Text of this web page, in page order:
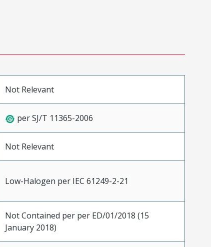
Not Relevant
per SJ/T 11365-2006
Not Relevant
Low-Halogen per IEC 61249-2-21
Not Contained per per ED/01/2018 (15
January 2018)